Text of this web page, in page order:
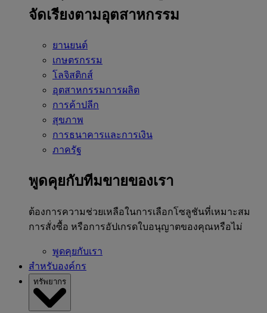
จัดเรียงตามอุตสาหกรรม
ยานยนต์
เกษตรกรรม
โลจิสติกส์
อุตสาหกรรมการผลิต
การค้าปลีก
สุขภาพ
การธนาคารและการเงิน
ภาครัฐ
พูดคุยกับทีมขายของเรา
ต้องการความช่วยเหลือในการเลือกโซลูชันที่เหมาะสม
การสั่งซื้อ หรือการอัปเกรดใบอนุญาตของคุณหรือไม่
พูดคุยกับเรา
สำหรับองค์กร
ทรัพยากร